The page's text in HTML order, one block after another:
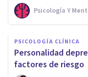
Psicología Y
PSICOLOGÍA CLÍNICA
Personalidad
factores de riesgo